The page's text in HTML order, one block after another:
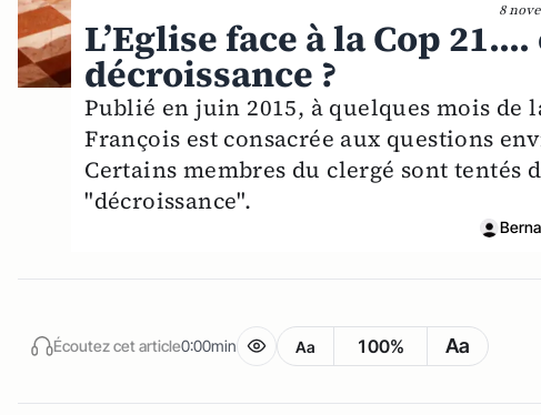
8
L’Eglise face à la Cop
décroissance ?
Publié en juin 2015, à quelques mois de
François est consacrée aux questions
Certains membres du clergé sont tentés
"décroissance".
Écoutez cet article0:00min Aa 100% Aa